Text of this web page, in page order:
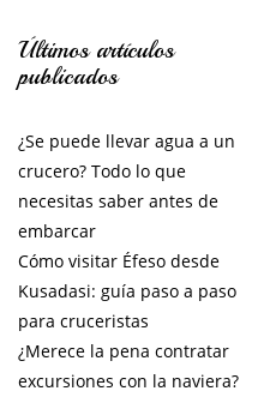
Últimos artículos
publicados
¿Se puede llevar agua a un
crucero? Todo lo que
necesitas saber antes de
embarcar
Cómo visitar Éfeso desde
Kusadasi: guía paso a paso
para cruceristas
¿Merece la pena contratar
excursiones con la naviera?